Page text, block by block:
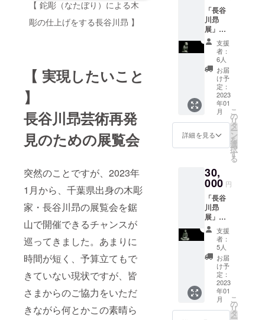
【 鉈彫（なたぼり）による木
彫の仕上げをする長谷川昻 】
【 実現したいこと
】
長谷川昻芸術再発
見のための展覧会
突然のことですが、2023年
1月から、千葉県出身の木彫
家・長谷川昻の展覧会を鋸
山で開催できるチャンスが
巡ってきました。あまりに
時間が短く、予算立てもで
きていない現状ですが、皆
さまからのご協力をいただ
きながら何とかこの素晴ら
希望さ
れるお
名前を
必ずご
記入く
ださ
い。個
人名の
ほかに
ニック
ネーム
やイニ
シャル
での掲
載も可
「文字
のみ」
で、
「ロ
ゴ・バ
ナー」
などの
掲載は
行いま
せん。
掲載期
限は定
めず、
年度ご
鋸山美
術館支
援者証
（非売
品・美
術館パ
ス（1年
間・同
行者1名
様ま
で））
・本美
術館
Web
載（ご
希望の
方の
み） ＊
Web
ページ
へのお
名前掲
載に関
しまし
ては、
「備考
欄」に
掲載を
希望さ
れるお
「長谷
川昻
展」の
充実化
につな
がりま
す。 ＜
リター
ン＞ ・
サンク
スメー
額控除
に活用
できる
領収証
年1月発
送予
定） ・
鋸山美
術館支
援者証
（非売
品・美
術館パ
ス（1年
間・同
行者5名
様ま
で））
・本美
術館
支援
者：
6人
お届
け予
定：
2023
年01
月
詳細を見る
こ
の
リ
タ
ー
ン
を
選
択
す
る
30,
000 円
「長谷
川昻
展」の
充実化
につな
がりま
す。 ＜
リター
ン＞ ・
サンク
スメー
額控除
支援
者：
5人
お届
け予
定：
2023
年01
月
こ
の
リ
タ
ー